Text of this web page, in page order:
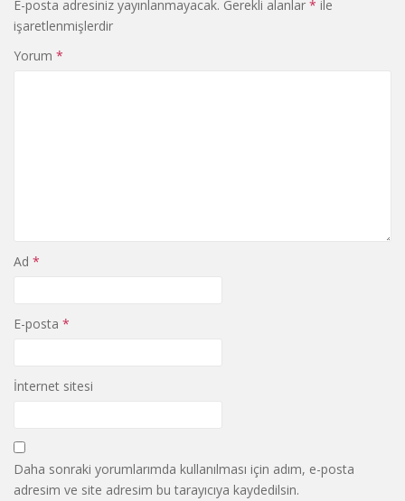
E-posta adresiniz yayınlanmayacak. Gerekli alanlar * ile
işaretlenmişlerdir
Yorum *
Ad *
E-posta *
İnternet sitesi
Daha sonraki yorumlarımda kullanılması için adım, e-posta
adresim ve site adresim bu tarayıcıya kaydedilsin.